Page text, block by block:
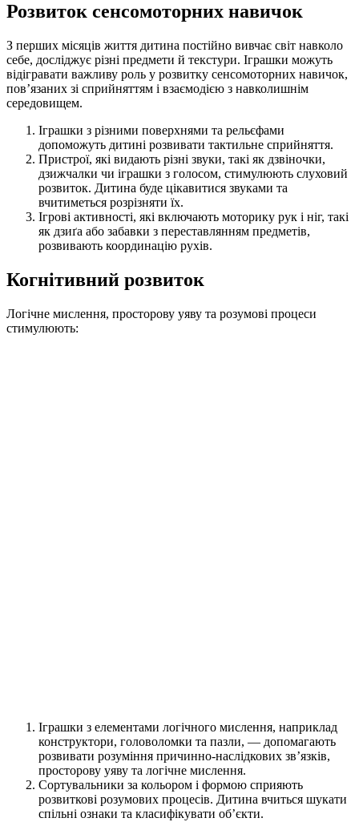
Розвиток сенсомоторних навичок
З перших місяців життя дитина постійно вивчає світ навколо
себе, досліджує різні предмети й текстури. Іграшки можуть
відігравати важливу роль у розвитку сенсомоторних навичок,
пов’язаних зі сприйняттям і взаємодією з навколишнім
середовищем.
Іграшки з різними поверхнями та рельєфами
допоможуть дитині розвивати тактильне сприйняття.
Пристрої, які видають різні звуки, такі як дзвіночки,
дзижчалки чи іграшки з голосом, стимулюють слуховий
розвиток. Дитина буде цікавитися звуками та
вчитиметься розрізняти їх.
Ігрові активності, які включають моторику рук і ніг, такі
як дзиґа або забавки з переставлянням предметів,
розвивають координацію рухів.
Когнітивний розвиток
Логічне мислення, просторову уяву та розумові процеси
стимулюють:
Іграшки з елементами логічного мислення, наприклад
конструктори, головоломки та пазли, — допомагають
розвивати розуміння причинно-наслідкових зв’язків,
просторову уяву та логічне мислення.
Сортувальники за кольором і формою сприяють
розвиткові розумових процесів. Дитина вчиться шукати
спільні ознаки та класифікувати об’єкти.